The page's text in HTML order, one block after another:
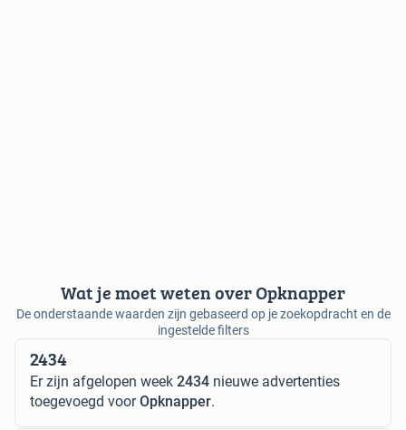
Wat je moet weten over Opknapper
De onderstaande waarden zijn gebaseerd op je zoekopdracht en de
ingestelde filters
2434
Er zijn afgelopen week 2434 nieuwe advertenties
toegevoegd voorOpknapper.